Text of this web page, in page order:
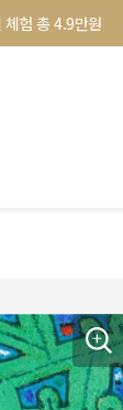
험 총 4.9만원